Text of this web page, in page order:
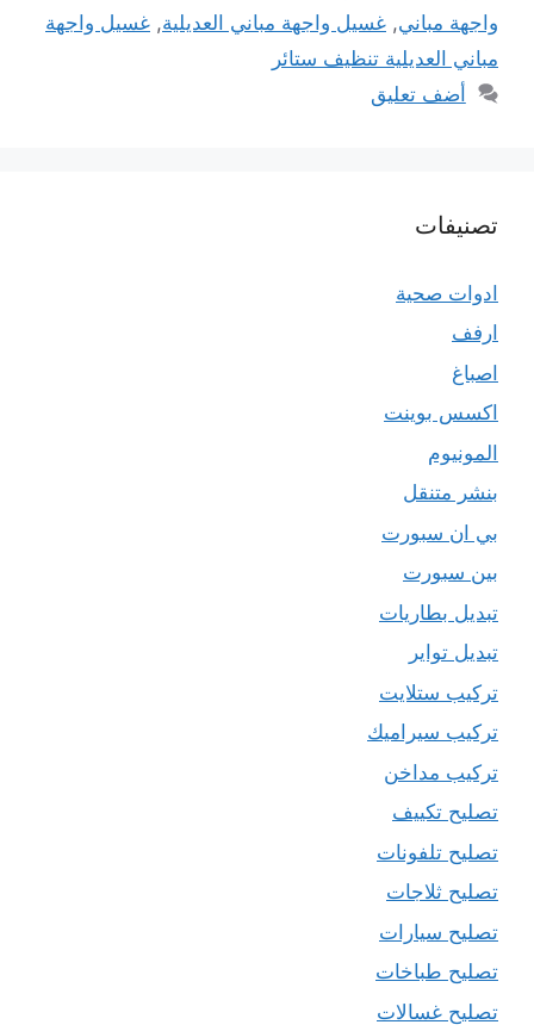
واجهة مباني, غسيل واجهة مباني العديلية, غسيل واجهة
مباني العديلية تنظيف ستائر
أضف تعليق
تصنيفات
ادوات صحية
ارفف
اصباغ
اكسس بوينت
المونيوم
بنشر متنقل
بي ان سبورت
بين سبورت
تبديل بطاريات
تبديل تواير
تركيب ستلايت
تركيب سيراميك
تركيب مداخن
تصليح تكييف
تصليح تلفونات
تصليح ثلاجات
تصليح سيارات
تصليح طباخات
تصليح غسالات